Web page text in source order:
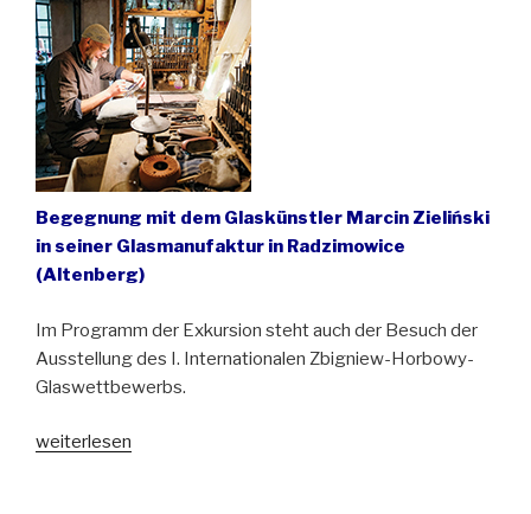
zu
Görlitz“
Begegnung mit dem Glaskünstler Marcin Zieliński
in seiner Glasmanufaktur in Radzimowice
(Altenberg)
Im Programm der Exkursion steht auch der Besuch der
Ausstellung des I. Internationalen Zbigniew-Horbowy-
Glaswettbewerbs.
„Glaskunst
weiterlesen